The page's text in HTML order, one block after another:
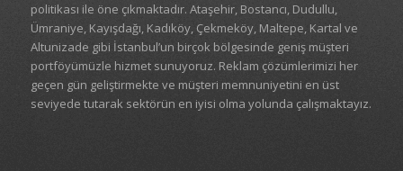
politikası ile öne çıkmaktadır. Ataşehir, Bostancı, Dudullu,
Ümraniye, Kayışdağı, Kadıköy, Çekmeköy, Maltepe, Kartal ve
Altunizade gibi İstanbul’un birçok bölgesinde geniş müşteri
portföyümüzle hizmet sunuyoruz. Reklam çözümlerimizi her
geçen gün geliştirmekte ve müşteri memnuniyetini en üst
seviyede tutarak sektörün en iyisi olma yolunda çalışmaktayız.